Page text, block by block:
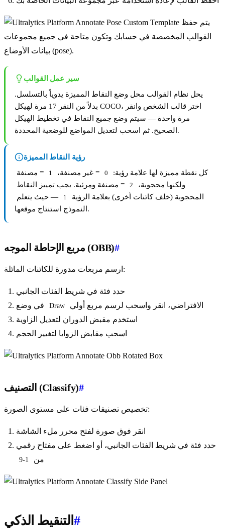
القوالب المخصصة في حسابك وتكون متاحة في جميع مجموعات
بيانات الأوضاع (pose).
سير عمل القوالب
يحل نظام القوالب محل وضع النقاط المميزة يدوياً بالتسلسل.
بدلاً من النقر 17 مرة لهيكل COCO، اختر قالب الشخص وانقر
مرة واحدة — سيتم وضع جميع النقاط في تخطيط الهيكل
الصحيح. ثم اسحب لتعديل المواضع للوضعية المحددة.
رؤية النقاط المميزة
كل نقطة مميزة لها علامة رؤية:
0 = غير مصنفة، 1
= مصنفة
ولكنها محجوبة،
2
= مصنفة ومرئية. يجب تمييز النقاط
المحجوبة (خلف كائنات أخرى) بعلامة الرؤية
1
— حيث يتعلم
النموذج استنتاج موقعها.
مربع الإحاطة الموجه (OBB)#
ارسم مربعات مدورة للكائنات المائلة:
حدد فئة في شريط الفئات الجانبي
Draw
الافتراضي، انقر واسحب لرسم مربع أولي
استخدم مقبض الدوران لتعديل الزاوية
اسحب مقابض الزوايا لتغيير الحجم
التصنيف (Classify)#
تخصيص تصنيفات فئات على مستوى الصورة:
انقر فوق صورة لفتح محرر ملء الشاشة
حدد فئة في شريط الفئات الجانبي، أو اضغط على مفتاح رقمي
من
1-9
التنقيط الذكي #